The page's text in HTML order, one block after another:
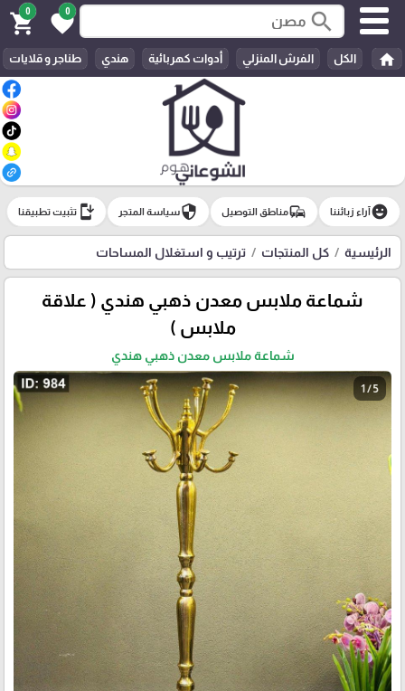
search
0
favorite
0
shopping_cart
home الكل الفرش المنزلي أدوات كهربائية هندي طناجر و قلايات
emoji_emotionsآراء زبائننا commuteمناطق التوصيل securityسياسة المتجر install_mobile تثبيت تطبيقنا
الرئيسية كل المنتجات ترتيب و استغلال المساحات
شماعة ملابس معدن ذهبي هندي ( علاقة
ملابس )
شماعة ملابس معدن ذهبي هندي
1 / 5